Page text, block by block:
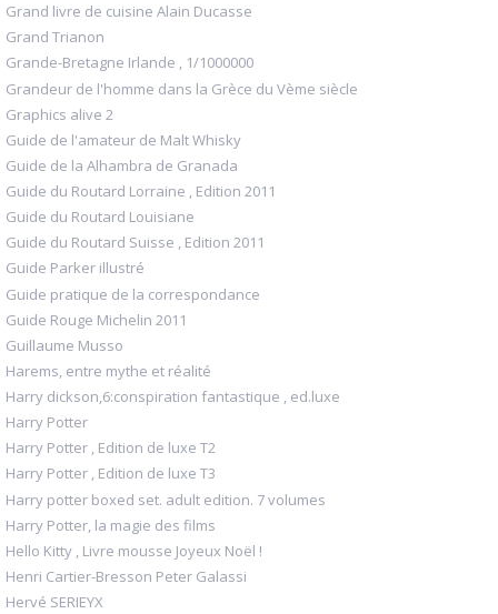
Grand livre de cuisine Alain Ducasse
Grand Trianon
Grande-Bretagne Irlande , 1/1000000
Grandeur de l'homme dans la Grèce du Vème siècle
Graphics alive 2
Guide de l'amateur de Malt Whisky
Guide de la Alhambra de Granada
Guide du Routard Lorraine , Edition 2011
Guide du Routard Louisiane
Guide du Routard Suisse , Edition 2011
Guide Parker illustré
Guide pratique de la correspondance
Guide Rouge Michelin 2011
Guillaume Musso
Harems, entre mythe et réalité
Harry dickson,6:conspiration fantastique , ed.luxe
Harry Potter
Harry Potter , Edition de luxe T2
Harry Potter , Edition de luxe T3
Harry potter boxed set. adult edition. 7 volumes
Harry Potter, la magie des films
Hello Kitty , Livre mousse Joyeux Noël !
Henri Cartier-Bresson Peter Galassi
Hervé SERIEYX